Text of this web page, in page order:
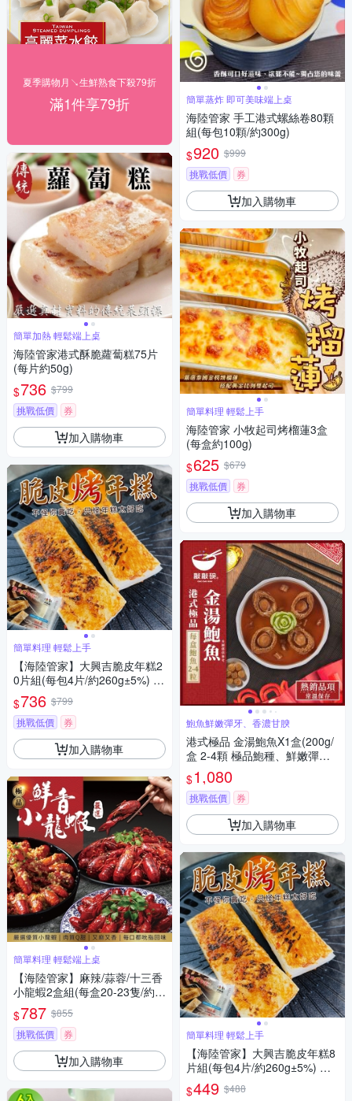
夏季購物月↘生鮮熟食下殺79折
滿1件享79折
簡單加熱 輕鬆端上桌
海陸管家港式酥脆蘿蔔糕75片
(每片約50g)
$736 $799
挑戰低價
券
加入購物車
簡單料理 輕鬆上手
【海陸管家】大興吉脆皮年糕2
0片組(每包4片/約260g±5%) 中
秋烤肉必備
$736 $799
挑戰低價
券
加入購物車
簡單料理 輕鬆端上桌
【海陸管家】麻辣/蒜蓉/十三香
小龍蝦2盒組(每盒20-23隻/約7
50g)
$787 $855
挑戰低價
券
加入購物車
簡單蒸炸 即可美味端上桌
海陸管家 手工港式螺絲卷80顆
組(每包10顆/約300g)
$920 $999
挑戰低價
券
加入購物車
簡單料理 輕鬆上手
海陸管家 小牧起司烤榴蓮3盒
(每盒約100g)
$625 $679
挑戰低價
券
加入購物車
鮑魚鮮嫩彈牙、香濃甘腴
港式極品 金湯鮑魚X1盒(200g/
盒 2-4顆 極品鮑種、鮮嫩彈
牙、飽滿厚實)
$1,080
挑戰低價 券
加入購物車
簡單料理 輕鬆上手
【海陸管家】大興吉脆皮年糕8
片組(每包4片/約260g±5%) 中
秋烤肉必備
$449 $488